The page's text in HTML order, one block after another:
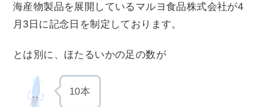
海産物製品を展開しているマルヨ食品株式会社が4
月3日に記念日を制定しております。
とは別に、ほたるいかの足の数が
10本